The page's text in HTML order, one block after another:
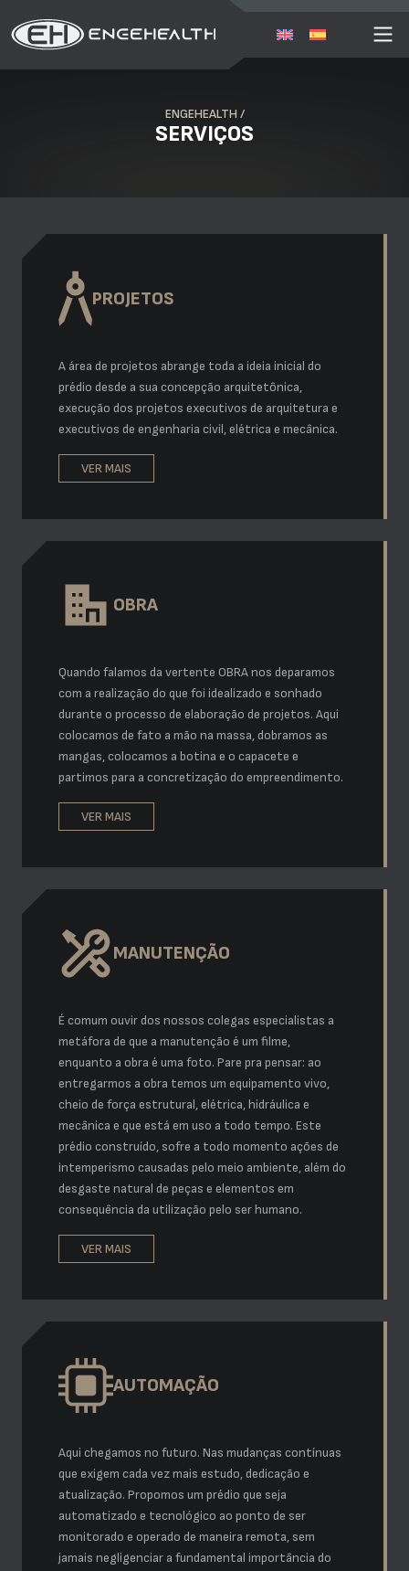
ENGEHEALTH /
SERVIÇOS
PROJETOS
A área de projetos abrange toda a ideia inicial do
prédio desde a sua concepção arquitetônica,
execução dos projetos executivos de arquitetura e
executivos de engenharia civil, elétrica e mecânica.
VER MAIS
OBRA
Quando falamos da vertente OBRA nos deparamos
com a realização do que foi idealizado e sonhado
durante o processo de elaboração de projetos. Aqui
colocamos de fato a mão na massa, dobramos as
mangas, colocamos a botina e o capacete e
partimos para a concretização do empreendimento.
VER MAIS
MANUTENÇÃO
É comum ouvir dos nossos colegas especialistas a
metáfora de que a manutenção é um filme,
enquanto a obra é uma foto. Pare pra pensar: ao
entregarmos a obra temos um equipamento vivo,
cheio de força estrutural, elétrica, hidráulica e
mecânica e que está em uso a todo tempo. Este
prédio construído, sofre a todo momento ações de
intemperismo causadas pelo meio ambiente, além do
desgaste natural de peças e elementos em
consequência da utilização pelo ser humano.
VER MAIS
AUTOMAÇÃO
Aqui chegamos no futuro. Nas mudanças contínuas
que exigem cada vez mais estudo, dedicação e
atualização. Propomos um prédio que seja
automatizado e tecnológico ao ponto de ser
monitorado e operado de maneira remota, sem
jamais negligenciar a fundamental importância do